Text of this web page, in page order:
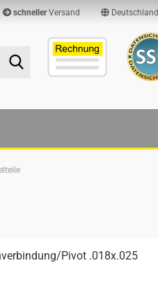
schnellerVersand Deutschland
Suche...
Pivot .018x.025